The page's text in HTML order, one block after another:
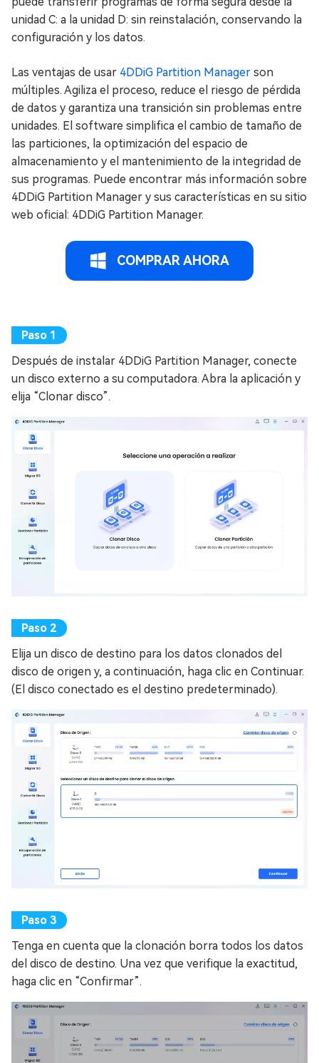
unidad C: a la unidad D: sin reinstalación, conservando la
configuración y los datos.
Las ventajas de usar 4DDiG Partition Manager son
múltiples. Agiliza el proceso, reduce el riesgo de pérdida
de datos y garantiza una transición sin problemas entre
unidades. El software simplifica el cambio de tamaño de
las particiones, la optimización del espacio de
almacenamiento y el mantenimiento de la integridad de
sus programas. Puede encontrar más información sobre
4DDiG Partition Manager y sus características en su sitio
web oficial: 4DDiG Partition Manager.
COMPRAR AHORA
Después de instalar 4DDiG Partition Manager, conecte
un disco externo a su computadora. Abra la aplicación y
elija “Clonar disco”.
Elija un disco de destino para los datos clonados del
disco de origen y, a continuación, haga clic en Continuar.
(El disco conectado es el destino predeterminado).
Tenga en cuenta que la clonación borra todos los datos
del disco de destino. Una vez que verifique la exactitud,
haga clic en “Confirmar”.